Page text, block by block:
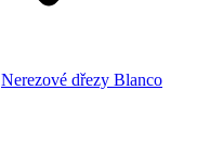
Nerezové dřezy Blanco